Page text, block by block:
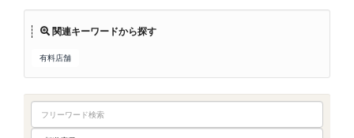
関連キーワードから探す
有料店舗